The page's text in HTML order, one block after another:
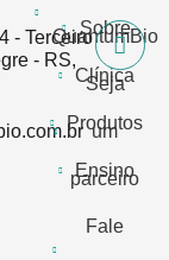
- Terceiro
- RS,
Sobre
Clínica
Produtos
Ensino
QuantumBio
Seja
um
parceiro
Fale